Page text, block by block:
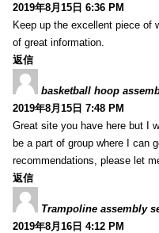
2019年8月15日 6:36 PM
Keep up the excellent piece of
of great information.
返信
basketball hoop
2019年8月15日 7:48 PM
Great site you have here but I
be a part of group where I can
recommendations, please let
返信
Trampoline assembly
2019年8月16日 4:12 PM